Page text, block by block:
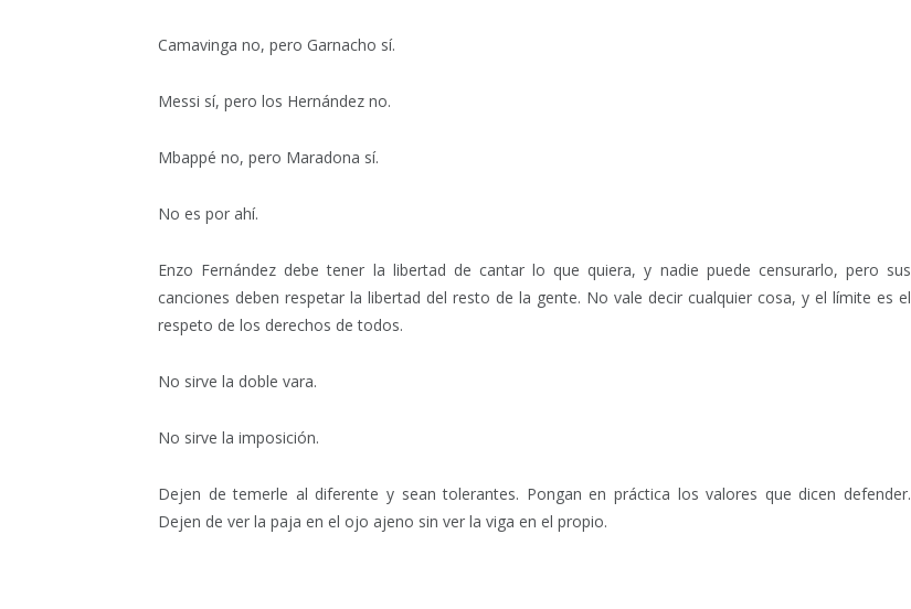
Camavinga no, pero Garnacho sí.
Messi sí, pero los Hernández no.
Mbappé no, pero Maradona sí.
No es por ahí.
Enzo Fernández debe tener la libertad de cantar lo que quiera, y nadie puede censurarlo, pero sus
canciones deben respetar la libertad del resto de la gente. No vale decir cualquier cosa, y el límite es el
respeto de los derechos de todos.
No sirve la doble vara.
No sirve la imposición.
Dejen de temerle al diferente y sean tolerantes. Pongan en práctica los valores que dicen defender.
Dejen de ver la paja en el ojo ajeno sin ver la viga en el propio.